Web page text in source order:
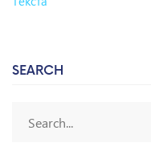
SEARCH